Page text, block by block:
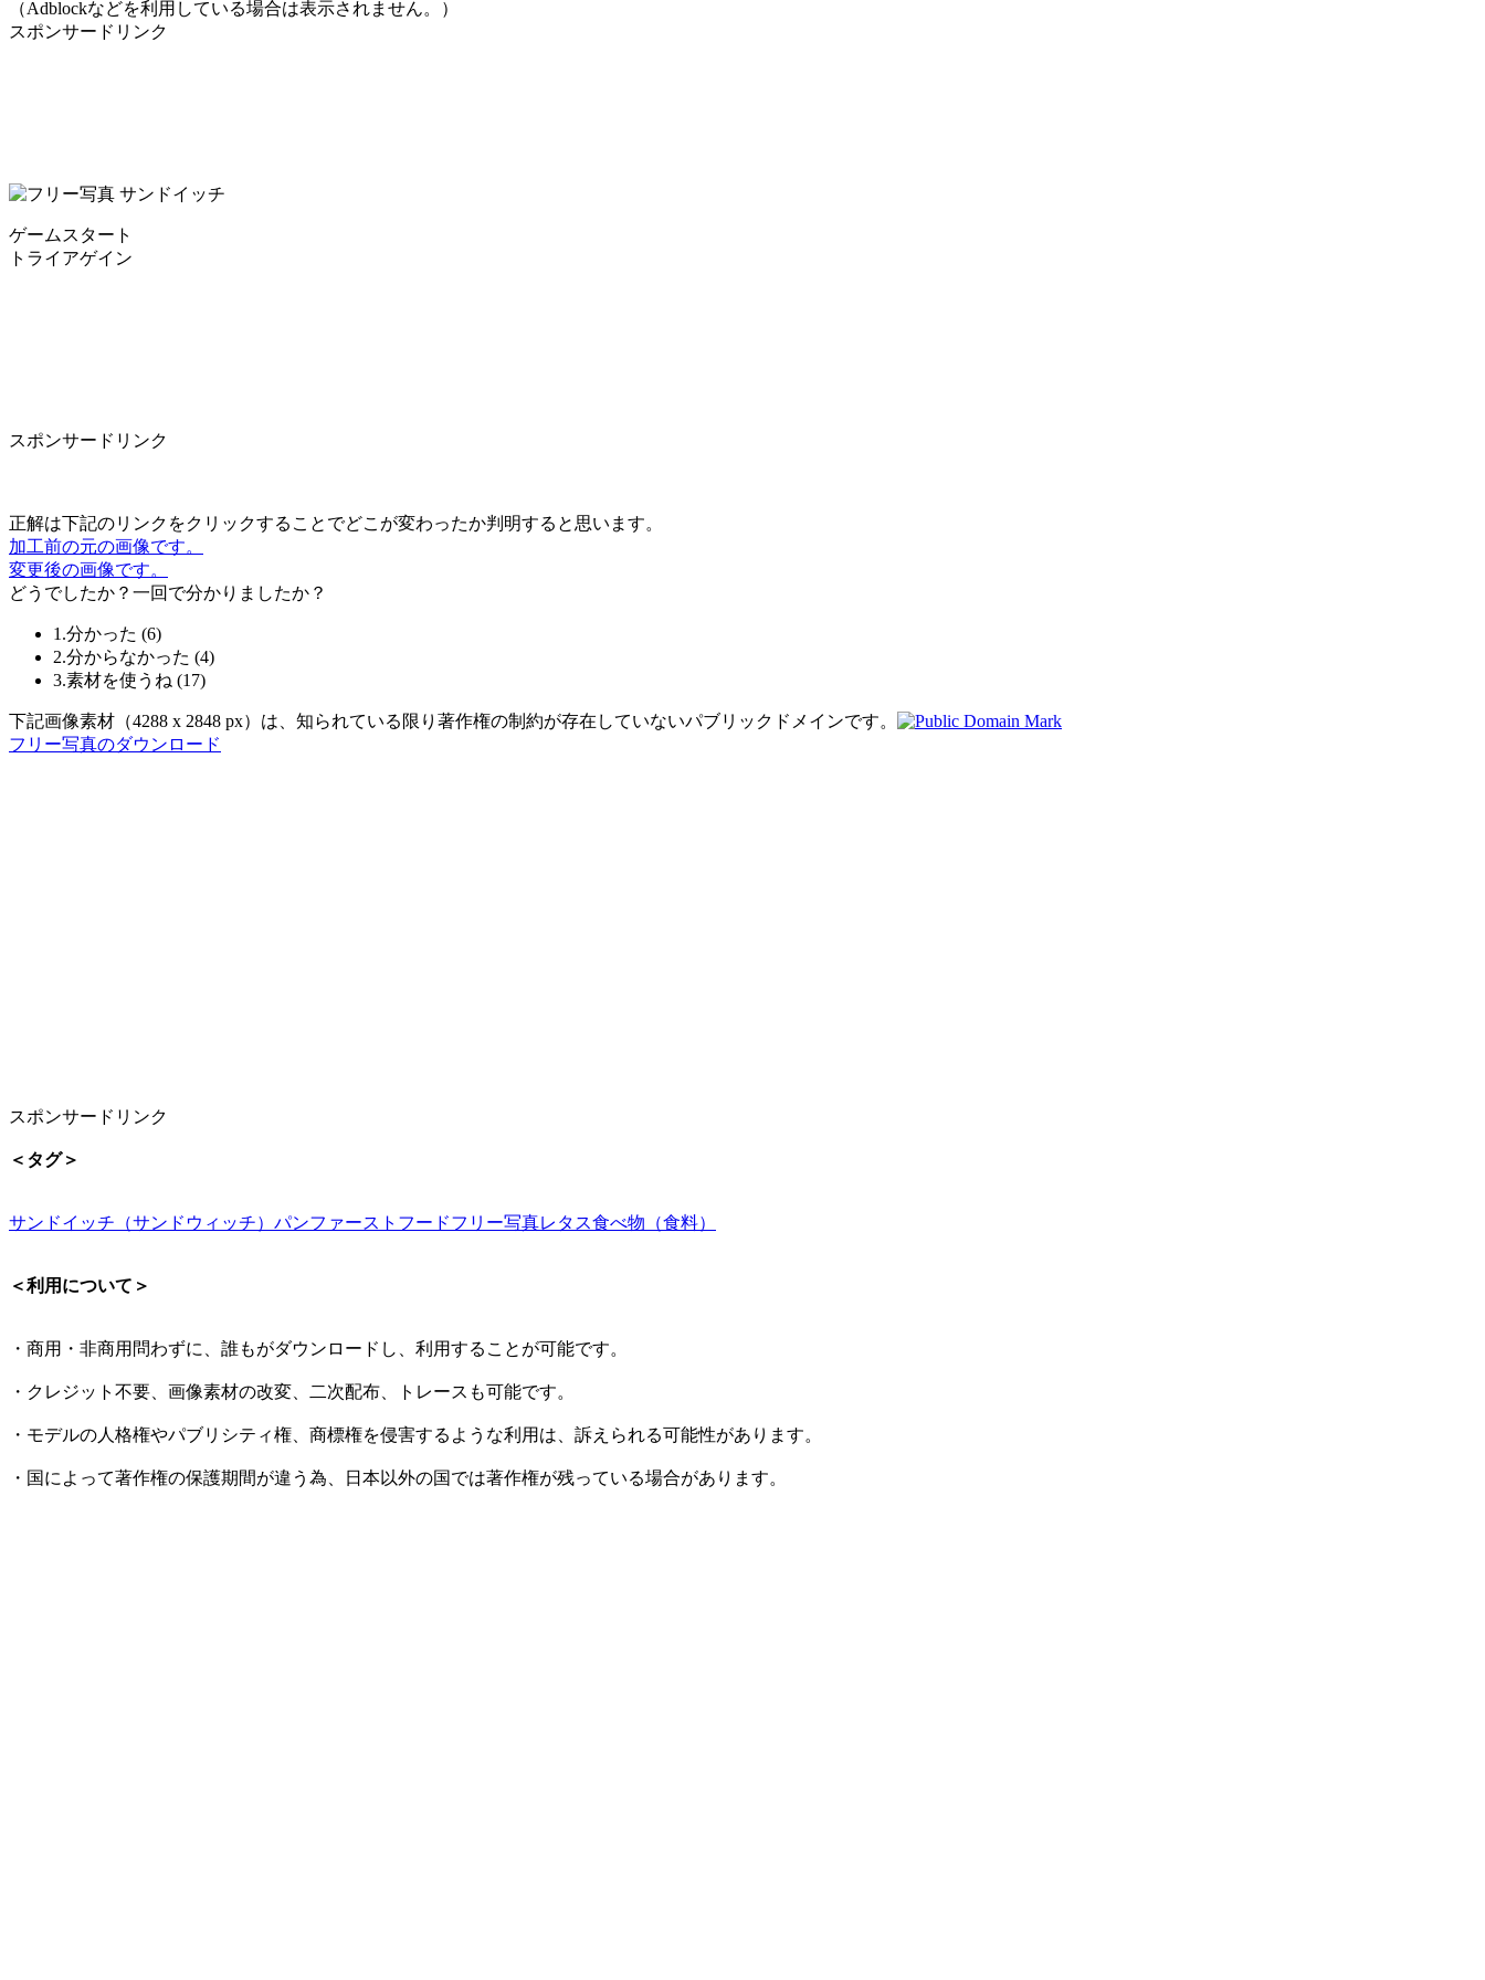
（Adblockなどを利用している場合は表示されません。）
スポンサードリンク
ゲームスタート
トライアゲイン
スポンサードリンク
正解は下記のリンクをクリックすることでどこが変わったか判明すると思います。
加工前の元の画像です。
変更後の画像です。
どうでしたか？一回で分かりましたか？
1.分かった (6)
2.分からなかった (4)
3.素材を使うね (17)
下記画像素材（4288 x 2848 px）は、知られている限り著作権の制約が存在していないパブリックドメインです。
フリー写真のダウンロード
スポンサードリンク
＜タグ＞
サンドイッチ（サンドウィッチ） パンファーストフードフリー写真レタス食べ物（食料）
＜利用について＞
・商用・非商用問わずに、誰もがダウンロードし、利用することが可能です。
・クレジット不要、画像素材の改変、二次配布、トレースも可能です。
・モデルの人格権やパブリシティ権、商標権を侵害するような利用は、訴えられる可能性があります。
・国によって著作権の保護期間が違う為、日本以外の国では著作権が残っている場合があります。